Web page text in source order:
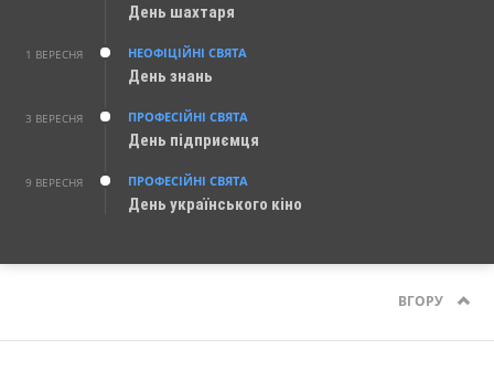
День шахтаря
1 ВЕРЕСНЯ НЕОФІЦІЙНІ СВЯТА
День знань
3 ВЕРЕСНЯ ПРОФЕСІЙНІ СВЯТА
День підприємця
9 ВЕРЕСНЯ ПРОФЕСІЙНІ СВЯТА
День українського кіно
ВГОРУ